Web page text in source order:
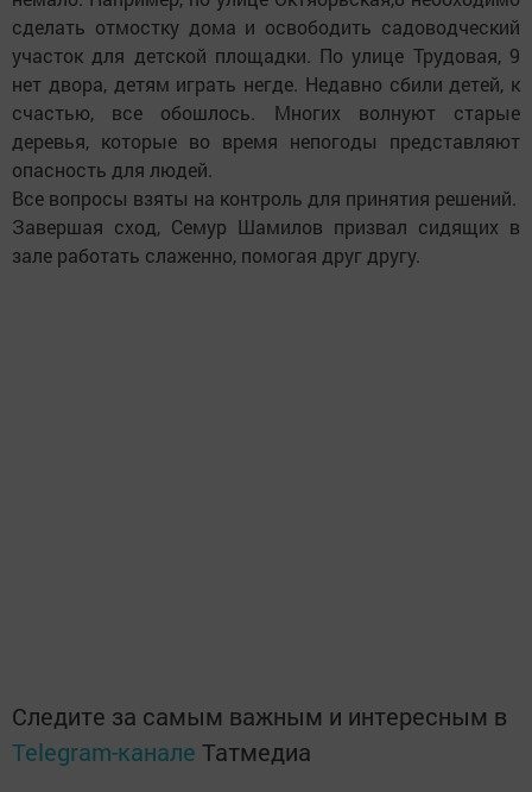
сделать отмостку дома и освободить садоводческий
участок для детской площадки. По улице Трудовая, 9
нет двора, детям играть негде. Недавно сбили детей, к
счастью, все обошлось. Многих волнуют старые
деревья, которые во время непогоды представляют
опасность для людей.
Все вопросы взяты на контроль для принятия решений.
Завершая сход, Семур Шамилов призвал сидящих в
зале работать слаженно, помогая друг другу.
Следите за самым важным и интересным в
Telegram-канале Татмедиа